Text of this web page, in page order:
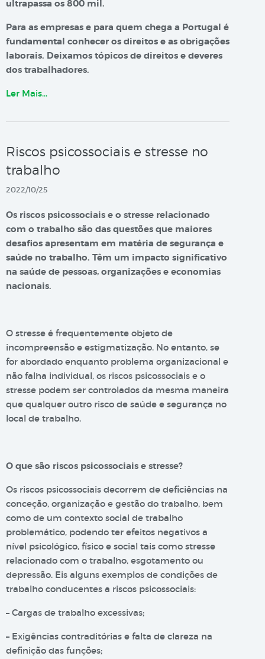
ultrapassa os 800 mil.
Para as empresas e para quem chega a Portugal é
fundamental conhecer os direitos e as obrigações
laborais. Deixamos tópicos de direitos e deveres
dos trabalhadores.
Ler Mais…
Riscos psicossociais e stresse no
trabalho
2022/10/25
Os riscos psicossociais e o stresse relacionado
com o trabalho são das questões que maiores
desafios apresentam em matéria de segurança e
saúde no trabalho. Têm um impacto significativo
na saúde de pessoas, organizações e economias
nacionais.
O stresse é frequentemente objeto de
incompreensão e estigmatização. No entanto, se
for abordado enquanto problema organizacional e
não falha individual, os riscos psicossociais e o
stresse podem ser controlados da mesma maneira
que qualquer outro risco de saúde e segurança no
local de trabalho.
O que são riscos psicossociais e stresse?
Os riscos psicossociais decorrem de deficiências na
conceção, organização e gestão do trabalho, bem
como de um contexto social de trabalho
problemático, podendo ter efeitos negativos a
nível psicológico, físico e social tais como stresse
relacionado com o trabalho, esgotamento ou
depressão. Eis alguns exemplos de condições de
trabalho conducentes a riscos psicossociais:
– Cargas de trabalho excessivas;
– Exigências contraditórias e falta de clareza na
definição das funções;